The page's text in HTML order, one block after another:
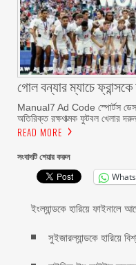
গোল বন্যার ম্যাচে
Manual7 Ad Code স্পোর্টস ডেস্ক:
অতিরিক্ত রক্ষণাত্মক ফুটবল খেলার
READ MORE
সংবাদটি শেয়ার করুন
ইংল্যান্ডকে হারিয়ে ফাইনালে
সুইজারল্যান্ডকে হারিয়ে